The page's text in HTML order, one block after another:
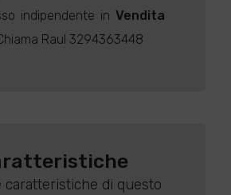
indipendente in Vendita
Raul 3294363448
caratteristiche di questo